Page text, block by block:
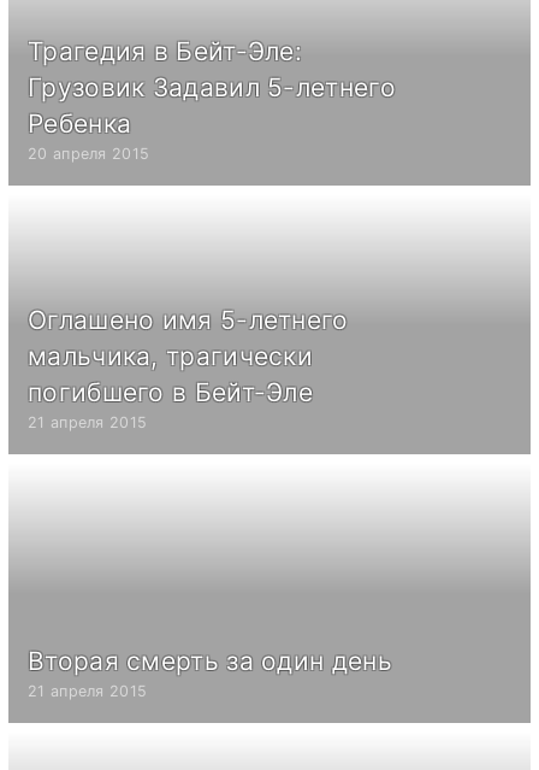
Трагедия в Бейт-Эле:
Грузовик Задавил 5-летнего
Ребенка
20 апреля 2015
Оглашено имя 5-летнего
мальчика, трагически
погибшего в Бейт-Эле
21 апреля 2015
Вторая смерть за один день
21 апреля 2015